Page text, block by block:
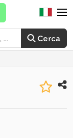
Cerca